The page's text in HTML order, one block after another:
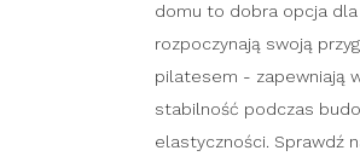
domu to dobra opcja
rozpoczynają swoją
pilatesem - zapewniają
stabilność podczas
elastyczności. Sprawdź